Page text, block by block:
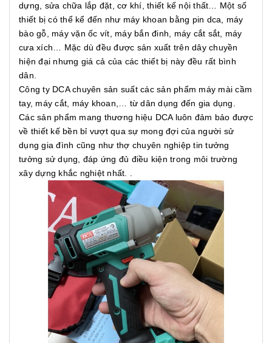
dựng, sửa chữa lắp đặt, cơ khí, thiết kế nội thất… Một số
thiết bị có thể kể đến như máy khoan bằng pin dca, máy
bào gỗ, máy vặn ốc vít, máy bắn đinh, máy cắt sắt, máy
cưa xích… Mặc dù đều được sản xuất trên dây chuyền
hiện đại nhưng giá cả của các thiết bị này đều rất bình
dân.
Công ty DCA chuyên sản suất các sản phẩm máy mài cầm
tay, máy cắt, máy khoan,… từ dân dụng đến gia dụng.
Các sản phẩm mang thương hiệu DCA luôn đảm bảo được
về thiết kế bền bỉ vượt qua sự mong đợi của người sử
dụng gia đình cũng như thợ chuyên nghiệp tin tưởng
tưởng sử dụng, đáp ứng đủ điều kiện trong môi trường
xây dựng khắc nghiệt nhất. .